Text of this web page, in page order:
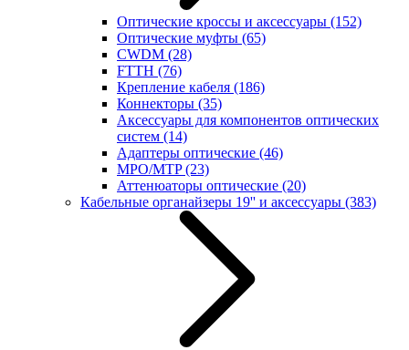
Оптические кроссы и аксессуары (152)
Оптические муфты (65)
CWDM (28)
FTTH (76)
Крепление кабеля (186)
Коннекторы (35)
Аксессуары для компонентов оптических
систем (14)
Адаптеры оптические (46)
MPO/MTP(23)
Аттенюаторы оптические (20)
Кабельные органайзеры 19'' и аксессуары (383)